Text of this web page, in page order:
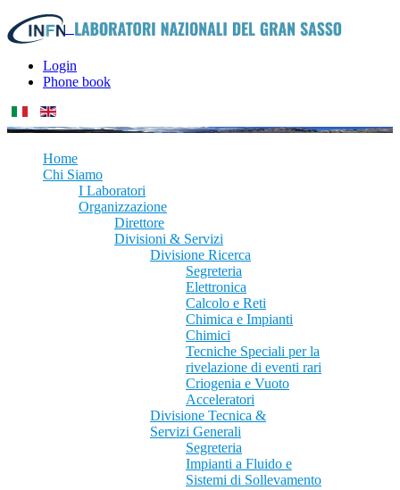
Login
Phone book
Home
Chi Siamo
I Laboratori
Organizzazione
Direttore
Divisioni & Servizi
Divisione Ricerca
Segreteria
Elettronica
Calcolo e Reti
Chimica e Impianti
Chimici
Tecniche Speciali per la
rivelazione di eventi rari
Criogenia e Vuoto
Acceleratori
Divisione Tecnica &
Servizi Generali
Segreteria
Impianti a Fluido e
Sistemi di Sollevamento